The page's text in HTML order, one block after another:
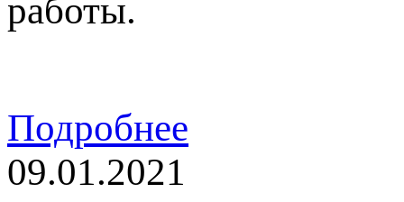
работы.
Подробнее
09.01.2021